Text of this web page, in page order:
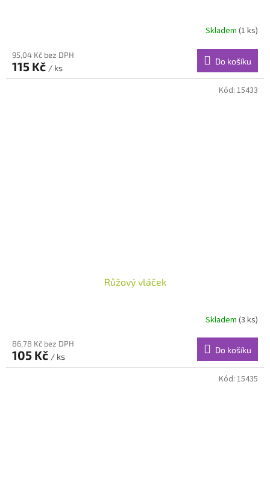
Skladem (1 ks)
95,04 Kč bez DPH
115 Kč / ks
Do košíku
Růžový vláček
Skladem (3 ks)
86,78 Kč bez DPH
105 Kč / ks
Do košíku
Kód: 15433
Kód: 15435